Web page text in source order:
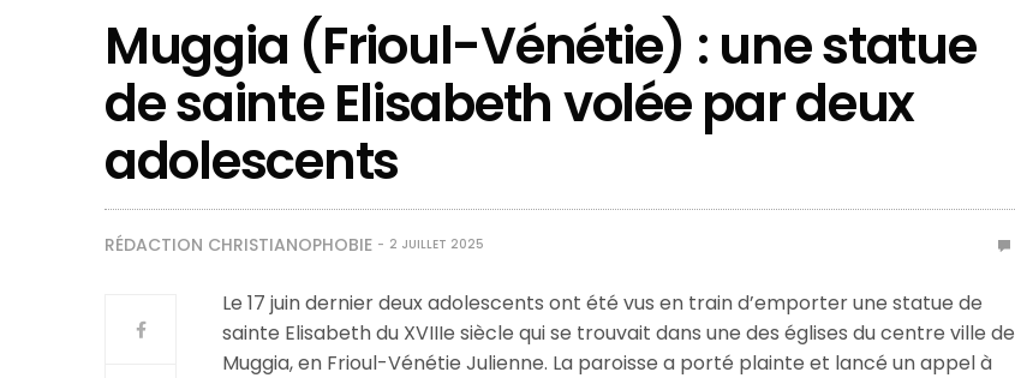
Muggia (Frioul-Vénétie) : une statue
de sainte Elisabeth volée par deux
adolescents
RÉDACTION CHRISTIANOPHOBIE 2 JUILLET 2025
Le 17 juin dernier deux adolescents ont été vus en train d’emporter une statue de
sainte Elisabeth du XVIIIe siècle qui se trouvait dans une des églises du centre ville de
Muggia, en Frioul-Vénétie Julienne. La paroisse a porté plainte et lancé un appel à